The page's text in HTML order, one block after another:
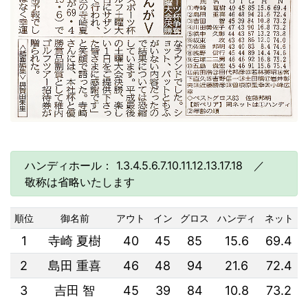
ハンディホール： 1.3.4.5.6.7.10.11.12.13.17.18 ／
敬称は省略いたします
順位 御名前 アウト イン グロス ハンディ ネット
1 寺崎 夏樹 40 45 85 15.6
69.4
2
島田 重喜 46 48 94 21.6
72.4
3
吉田 智 45 39 84 10.8
73.2